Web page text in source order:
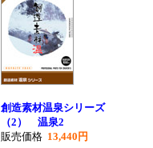
創造素材温泉シリーズ
（2） 温泉2
販売価格 13,440円